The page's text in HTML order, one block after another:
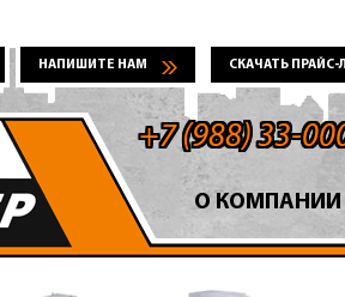
НАПИШИТЕ НАМ СКАЧАТЬ ПРАЙС-
+7 (988) 33-
О КОМПАНИИ